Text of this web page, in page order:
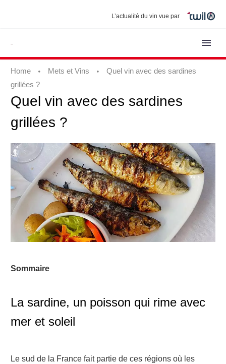
L’actualité du vin vue par
Home Mets et Vins
Quel vin avec des sardines
grillées ?
Quel vin avec des sardines
grillées ?
Sommaire
La sardine, un poisson qui rime avec
mer et soleil
Le sud de la France fait partie de ces régions où les